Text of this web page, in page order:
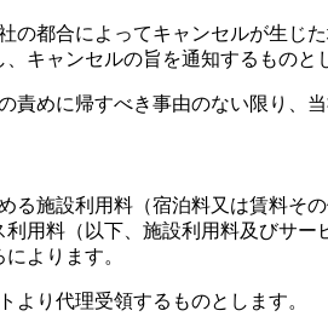
都合によってキャンセルが生じ
キャンセルの旨を通知するものと
めに帰すべき事由のない限り、
施設利用料（宿泊料又は賃料そ
用料（以下、施設利用料及びサ
よります。
より代理受領するものとします。